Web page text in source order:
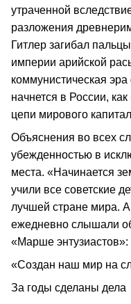
утраченной
разложения
Гитлер загибал
империи арийской
коммунистическая
начнется в России,
цепи мирового
Объяснения во всех
убежденностью в
места. «Начинается
учили все советские
лучшей стране мира. А
ежедневно слышали
«Марше энтузиастов»:
«Создан наш мир на
За годы сделаны дела